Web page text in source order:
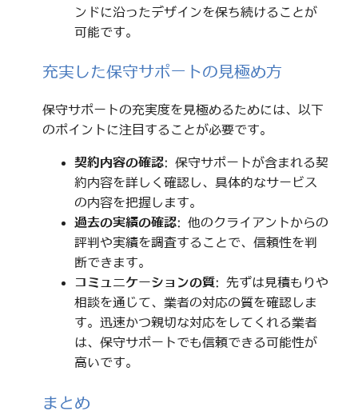
ンドに沿ったデザインを保ち続けることが
可能です。
充実した保守サポートの見極め方
保守サポートの充実度を見極めるためには、以下
のポイントに注目することが必要です。
契約内容の確認: 保守サポートが含まれる契
約内容を詳しく確認し、具体的なサービス
の内容を把握します。
過去の実績の確認: 他のクライアントからの
評判や実績を調査することで、信頼性を判
断できます。
コミュニケーションの質: 先ずは見積もりや
相談を通じて、業者の対応の質を確認しま
す。迅速かつ親切な対応をしてくれる業者
は、保守サポートでも信頼できる可能性が
高いです。
まとめ